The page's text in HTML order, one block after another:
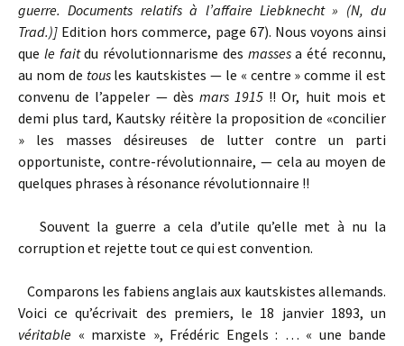
guerre. Documents relatifs à l’affaire Liebknecht » (N, du
Trad.)] Edition hors commerce, page 67). Nous voyons ainsi
que le faitdu révolutionnarisme des massesa été reconnu,
au nom de tous les kautskistes — le « centre » comme il est
convenu de l’appeler — dès mars 1915 !! Or, huit mois et
demi plus tard, Kautsky réitère la proposition de «concilier
» les masses désireuses de lutter contre un parti
opportuniste, contre-révolutionnaire, — cela au moyen de
quelques phrases à résonance révolutionnaire !!
Souvent la guerre a cela d’utile qu’elle met à nu la
corruption et rejette tout ce qui est convention.
Comparons les fabiens anglais aux kautskistes allemands.
Voici ce qu’écrivait des premiers, le 18 janvier 1893, un
véritable « marxiste », Frédéric Engels : … « une bande